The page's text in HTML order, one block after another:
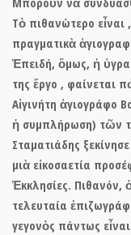
Τὸ πιθανώτερο
πραγματικὰ
Ἐπειδή, ὅμως, ἡ
της ἔργο , φαίνεται
Αἰγινήτη ἁγιογράφο
ἡ συμπλήρωση) τῶν
Σταματιάδης
μιὰ εἰκοσαετία
Ἐκκλησίες. Πιθανόν,
τελευταία
γεγονὸς πάντως